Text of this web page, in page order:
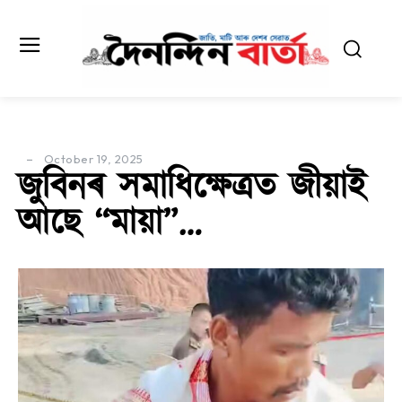
October 19, 2025
জুবিনৰ সমাধিক্ষেত্ৰত জীয়াই
আছে “মায়া”…